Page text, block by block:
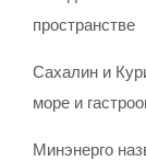
пространстве
Сахалин и
море и
Минэнерго